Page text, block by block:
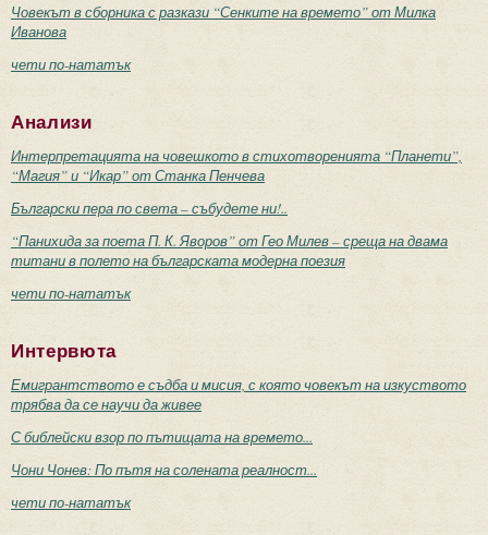
Човекът в сборника с разкази “Сенките на времето” от Милка
Иванова
чети по-нататък
Анализи
Интерпретацията на човешкото в стихотворенията “Планети”,
“Магия” и “Икар” от Станка Пенчева
Български пера по света – събудете ни!..
“Панихида за поета П. К. Яворов” от Гео Милев – среща на двама
титани в полето на българската модерна поезия
чети по-нататък
Интервюта
Емигрантството е съдба и мисия, с която човекът на изкуството
трябва да се научи да живее
С библейски взор по пътищата на времето...
Чони Чонев: По пътя на солената реалност...
чети по-нататък